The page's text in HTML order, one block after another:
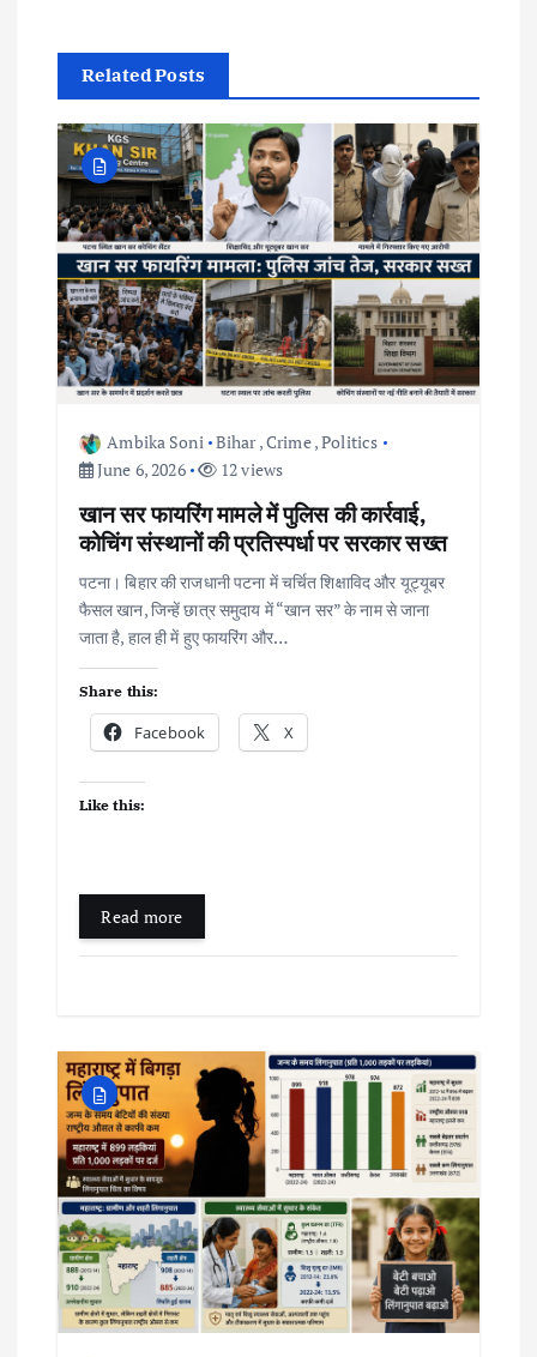
n
a
v
g
a
t
Related Posts
Ambika Soni Bihar,Crime,Politics
June 6, 2026
12 views
खान सर फायरिंग मामले में पुलिस की कार्रवाई,
कोचिंग संस्थानों की प्रतिस्पर्धा पर सरकार सख्त
पटना। बिहार की राजधानी पटना में चर्चित शिक्षाविद और यूट्यूबर
फैसल खान, जिन्हें छात्र समुदाय में “खान सर” के नाम से जाना
जाता है, हाल ही में हुए फायरिंग और…
Share this:
Facebook X
Like this:
Read more